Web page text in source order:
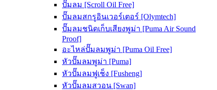
ปั๊มลม [Scroll Oil Free]
ปั๊มลมสกรูอินเวอร์เตอร์ [Olymtech]
ปั๊มลมชนิดเก็บเสียงพูม่า [Puma Air Sound
Proof]
อะไหล่ปั๊มลมพูม่า [Puma Oil Free]
หัวปั๊มลมพูม่า [Puma]
หัวปั๊มลมฟูเช็ง [Fusheng]
หัวปั๊มลมสวอน [Swan]